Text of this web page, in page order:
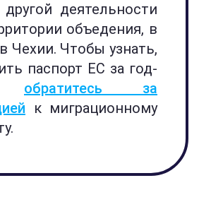
деятельности
объедения, в
Чехии. Чтобы узнать,
паспорт ЕС за год-
обратитесь за
к миграционному